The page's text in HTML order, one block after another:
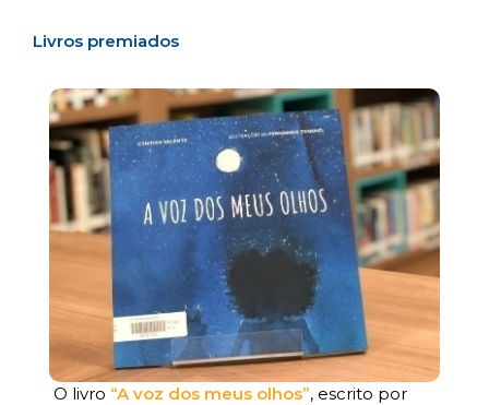
Livros premiados
O livro “A voz dos meus olhos”, escrito por